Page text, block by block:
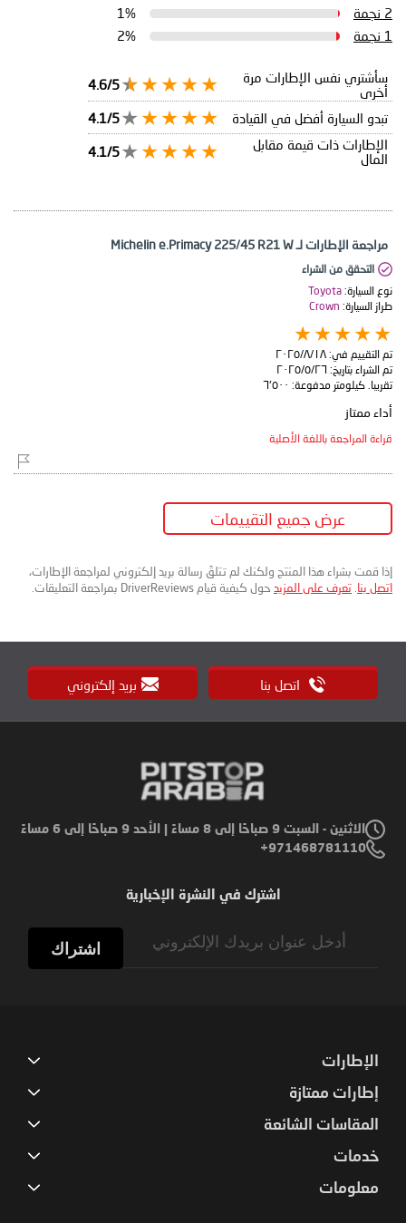
2 نجمة
1%
1 نجمة
2%
سأشتري نفس الإطارات مرة
أخرى
4.6/5
تبدو السيارة أفضل في القيادة
4.1/5
الإطارات ذات قيمة مقابل
المال
4.1/5
مراجعة الإطارات لـ Michelin e.Primacy 225/45 R21 W
التحقق من الشراء
نوع السيارة: Toyota
طراز السيارة: Crown
تم التقييم في: ١٨‏/٨‏/٢٠٢٥
تم الشراء بتاريخ: ٢٦‏/٥‏/٢٠٢٥
تقريبا. كيلومتر مدفوعة: ٦٬٥٠٠
أداء ممتاز
قراءة المراجعة باللغة الأصلية
عرض جميع التقييمات
إذا قمت بشراء هذا المنتج ولكنك لم تتلقَ رسالة بريد إلكتروني لمراجعة الإطارات،
اتصل بنا تعرف على المزيد حول كيفية قيام DriverReviews بمراجعة التعليقات.
اتصل بنا بريد إلكتروني
الاثنين - السبت 9 صباحًا إلى 8 مساءً | الأحد 9 صباحًا إلى 6 مساءً
971468781110+
اشترك في النشرة الإخبارية
اشتراك
الإطارات
إطارات ممتازة
المقاسات الشائعة
خدمات
معلومات